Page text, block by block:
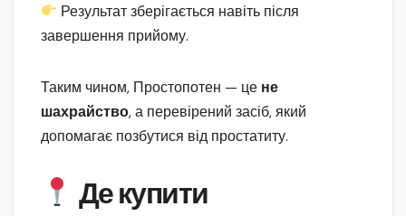
Результат зберігається навіть після
завершення прийому.
Таким чином, Простопотен — це не
шахрайство, а перевірений засіб, який
допомагає позбутися від простатиту.
Де купити